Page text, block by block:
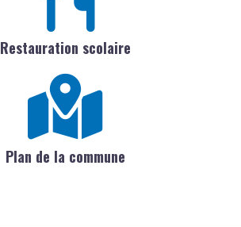
Restauration scolaire
Plan de la commune